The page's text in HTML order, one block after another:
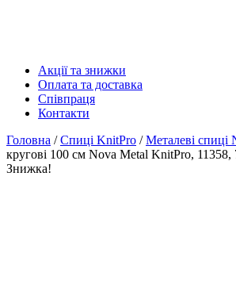
Акції та знижки
Оплата та доставка
Співпраця
Контакти
Головна /Спиці KnitPro /Металеві спиці
кругові 100 см Nova Metal KnitPro,
Знижка!